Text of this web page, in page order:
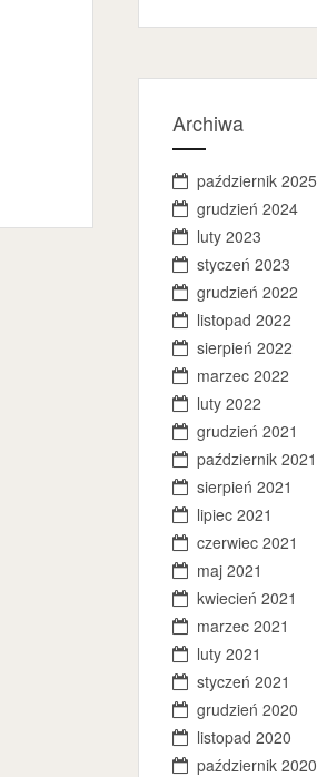
Archiwa
październik 2025
grudzień 2024
luty 2023
styczeń 2023
grudzień 2022
listopad 2022
sierpień 2022
marzec 2022
luty 2022
grudzień 2021
październik 2021
sierpień 2021
lipiec 2021
czerwiec 2021
maj 2021
kwiecień 2021
marzec 2021
luty 2021
styczeń 2021
grudzień 2020
listopad 2020
październik 2020